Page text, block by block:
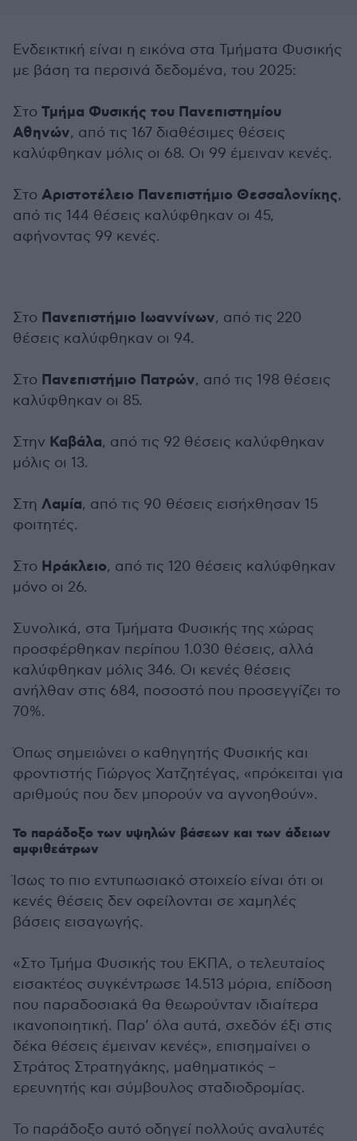
Ενδεικτική είναι η εικόνα στα Τμήματα Φυσικής
με βάση τα περσινά δεδομένα, του 2025:
Στο Τμήμα Φυσικής του Πανεπιστημίου
Αθηνών, από τις 167 διαθέσιμες θέσεις
καλύφθηκαν μόλις οι 68. Οι 99 έμειναν κενές.
Στο Αριστοτέλειο Πανεπιστήμιο Θεσσαλονίκης,
από τις 144 θέσεις καλύφθηκαν οι 45,
αφήνοντας 99 κενές.
Στο Πανεπιστήμιο Ιωαννίνων, από τις 220
θέσεις καλύφθηκαν οι 94.
Στο Πανεπιστήμιο Πατρών, από τις 198 θέσεις
καλύφθηκαν οι 85.
Στην Καβάλα, από τις 92 θέσεις καλύφθηκαν
μόλις οι 13.
Στη Λαμία, από τις 90 θέσεις εισήχθησαν 15
φοιτητές.
Στο Ηράκλειο, από τις 120 θέσεις καλύφθηκαν
μόνο οι 26.
Συνολικά, στα Τμήματα Φυσικής της χώρας
προσφέρθηκαν περίπου 1.030 θέσεις, αλλά
καλύφθηκαν μόλις 346. Οι κενές θέσεις
ανήλθαν στις 684, ποσοστό που προσεγγίζει το
70%.
Όπως σημειώνει ο καθηγητής Φυσικής και
φροντιστής Γιώργος Χατζητέγας, «πρόκειται για
αριθμούς που δεν μπορούν να αγνοηθούν».
Το παράδοξο των υψηλών βάσεων και των άδειων
αμφιθεάτρων
Ίσως το πιο εντυπωσιακό στοιχείο είναι ότι οι
κενές θέσεις δεν οφείλονται σε χαμηλές
βάσεις εισαγωγής.
«Στο Τμήμα Φυσικής του ΕΚΠΑ, ο τελευταίος
εισακτέος συγκέντρωσε 14.513 μόρια, επίδοση
που παραδοσιακά θα θεωρούνταν ιδιαίτερα
ικανοποιητική. Παρ’ όλα αυτά, σχεδόν έξι στις
δέκα θέσεις έμειναν κενές», επισημαίνει ο
Στράτος Στρατηγάκης, μαθηματικός –
ερευνητής και σύμβουλος σταδιοδρομίας.
Το παράδοξο αυτό οδηγεί πολλούς αναλυτές